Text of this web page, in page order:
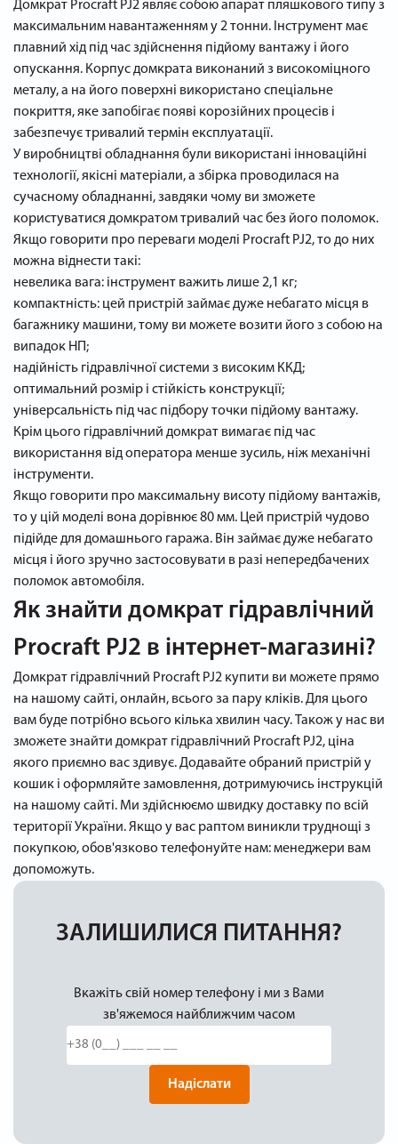
Домкрат Procraft PJ2 являє собою апарат пляшкового типу з
максимальним навантаженням у 2 тонни. Інструмент має
плавний хід під час здійснення підйому вантажу і його
опускання. Корпус домкрата виконаний з високоміцного
металу, а на його поверхні використано спеціальне
покриття, яке запобігає появі корозійних процесів і
забезпечує тривалий термін експлуатації.
У виробництві обладнання були використані інноваційні
технології, якісні матеріали, а збірка проводилася на
сучасному обладнанні, завдяки чому ви зможете
користуватися домкратом тривалий час без його поломок.
Якщо говорити про переваги моделі Procraft PJ2, то до них
можна віднести такі:
невелика вага: інструмент важить лише 2,1 кг;
компактність: цей пристрій займає дуже небагато місця в
багажнику машини, тому ви можете возити його з собою на
випадок НП;
надійність гідравлічної системи з високим ККД;
оптимальний розмір і стійкість конструкції;
універсальність під час підбору точки підйому вантажу.
Крім цього гідравлічний домкрат вимагає під час
використання від оператора менше зусиль, ніж механічні
інструменти.
Якщо говорити про максимальну висоту підйому вантажів,
то у цій моделі вона дорівнює 80 мм. Цей пристрій чудово
підійде для домашнього гаража. Він займає дуже небагато
місця і його зручно застосовувати в разі непередбачених
поломок автомобіля.
Як знайти домкрат гідравлічний
Procraft PJ2 в інтернет-магазині?
Домкрат гідравлічний Procraft PJ2 купити ви можете прямо
на нашому сайті, онлайн, всього за пару кліків. Для цього
вам буде потрібно всього кілька хвилин часу. Також у нас ви
зможете знайти домкрат гідравлічний Procraft PJ2, ціна
якого приємно вас здивує. Додавайте обраний пристрій у
кошик і оформляйте замовлення, дотримуючись інструкцій
на нашому сайті. Ми здійснюємо швидку доставку по всій
території України. Якщо у вас раптом виникли труднощі з
покупкою, обов'язково телефонуйте нам: менеджери вам
допоможуть.
ЗАЛИШИЛИСЯ ПИТАННЯ?
Вкажіть свій номер телефону і ми з Вами
зв'яжемося найближчим часом
Надіслати